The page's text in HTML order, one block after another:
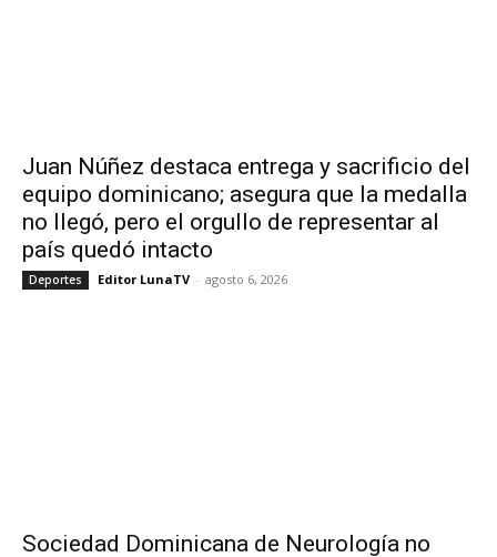
Juan Núñez destaca entrega y sacrificio del
equipo dominicano; asegura que la medalla
no llegó, pero el orgullo de representar al
país quedó intacto
Deportes Editor LunaTV - agosto 6, 2026
Sociedad Dominicana de Neurología no